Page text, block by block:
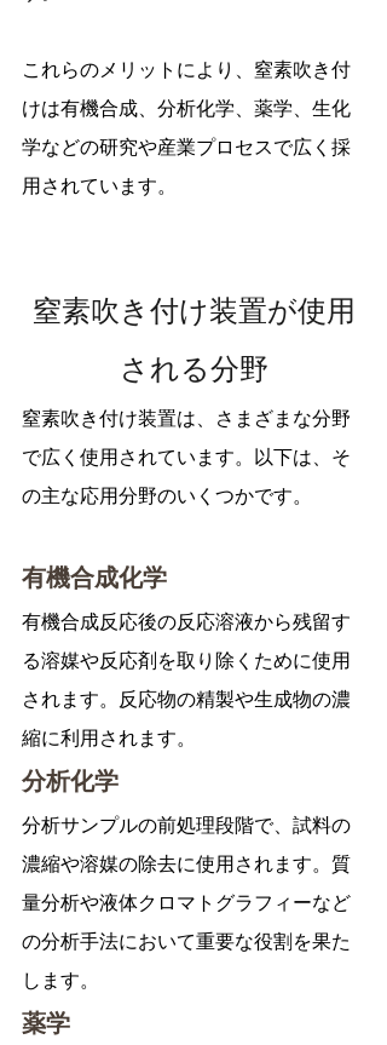
これらのメリットにより、窒素吹き付
けは有機合成、分析化学、薬学、生化
学などの研究や産業プロセスで広く採
用されています。
窒素吹き付け装置が使用
される分野
窒素吹き付け装置は、さまざまな分野
で広く使用されています。以下は、そ
の主な応用分野のいくつかです。
有機合成化学
有機合成反応後の反応溶液から残留す
る溶媒や反応剤を取り除くために使用
されます。反応物の精製や生成物の濃
縮に利用されます。
分析化学
分析サンプルの前処理段階で、試料の
濃縮や溶媒の除去に使用されます。質
量分析や液体クロマトグラフィーなど
の分析手法において重要な役割を果た
します。
薬学